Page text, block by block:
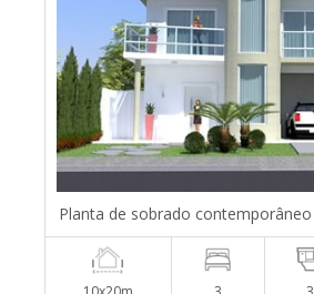
Planta de sobrado contemporâneo